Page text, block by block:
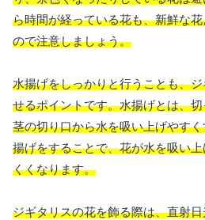
ら時間が経っている花も、新鮮な
ので注意しましょう。
水揚げをしっかりと行うことも、
せるポイントです。水揚げとは、
茎の切り口から水を吸い上げやす
揚げをすることで、花が水を吸い
くくなります。
ジギタリスの花を飾る際は、直射